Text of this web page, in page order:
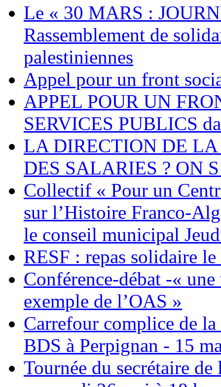
Le « 30 MARS :
Rassemblement de
palestiniennes
Appel pour un front
APPEL POUR UN
SERVICES PUBLICS
LA DIRECTION DE
DES SALARIES ? ON
Collectif « Pour un
sur l’Histoire Franco-
le conseil municipal
RESF : repas solidaire
Conférence-débat -«
exemple de l’OAS »
Carrefour complice de
BDS à Perpignan - 15
Tournée du secrétaire